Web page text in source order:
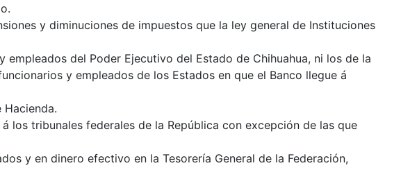
y diminuciones de impuestos que la ley general de Instituciones
del Poder Ejecutivo del Estado de Chihuahua, ni los de la
y empleados de los Estados en que el Banco llegue á
los tribunales federales de la República con excepción de las que
y en dinero efectivo en la Tesorería General de la Federación,